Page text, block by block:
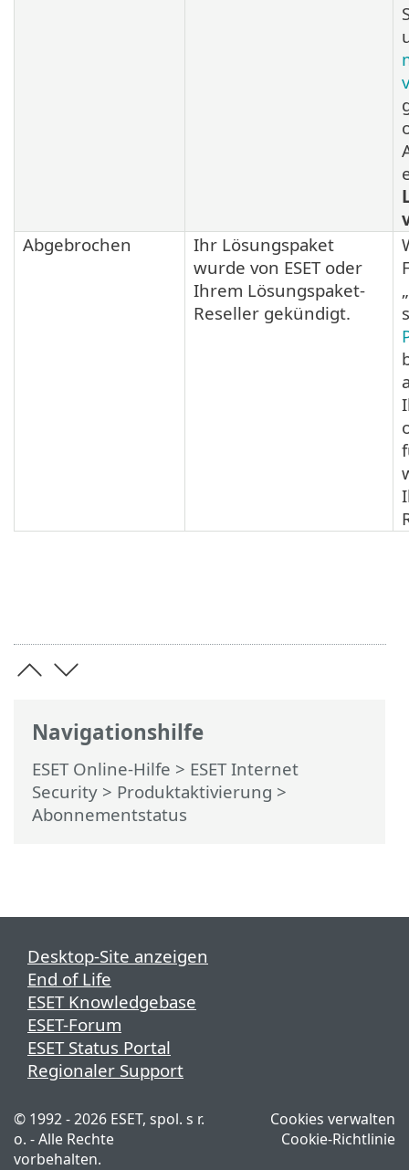
Navigationshilfe
ESET Online-Hilfe > ESET Internet
Security > Produktaktivierung >
Abonnementstatus
Abgebrochen
Ihr Lösungspaket
wurde von ESET oder
Ihrem Lösungspaket-
Reseller gekündigt.
Desktop-Site anzeigen
End of Life
ESET Knowledgebase
ESET-Forum
ESET Status Portal
Regionaler Support
© 1992 - 2026 ESET, spol. s r.
o. - Alle Rechte
vorbehalten.
Cookies verwalten
Cookie-Richtlinie